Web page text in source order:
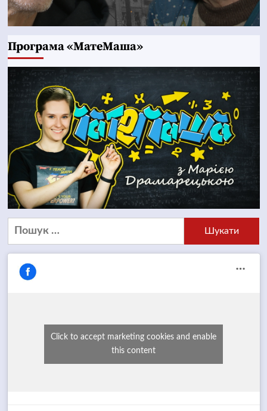
Програма «МатеМаша»
Пошук:
Click to accept marketing cookies and enable
this content